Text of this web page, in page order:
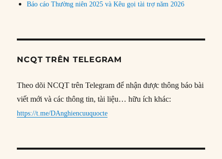
Báo cáo Thường niên 2025 và Kêu gọi tài trợ năm 2026
NCQT TRÊN TELEGRAM
Theo dõi NCQT trên Telegram để nhận được thông báo bài
viết mới và các thông tin, tài liệu… hữu ích khác:
https://t.me/DAnghiencuuquocte